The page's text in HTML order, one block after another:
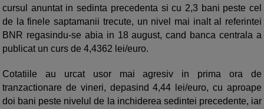
cursul anuntat in sedinta precedenta si cu 2,3 bani peste cel
de la finele saptamanii trecute, un nivel mai inalt al referintei
BNR regasindu-se abia in 18 august, cand banca centrala a
publicat un curs de 4,4362 lei/euro.
Cotatiile au urcat usor mai agresiv in prima ora de
tranzactionare de vineri, depasind 4,44 lei/euro, cu aproape
doi bani peste nivelul de la inchiderea sedintei precedente, iar